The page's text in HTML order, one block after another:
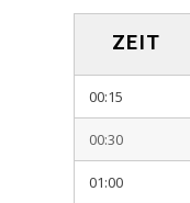
ZEIT
00:15
00:30
01:00